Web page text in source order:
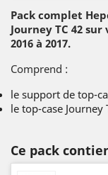
Pack complet
Journey TC 42
2016 à 2017.
Comprend :
le support de top-
le top-case Journey
Ce pack